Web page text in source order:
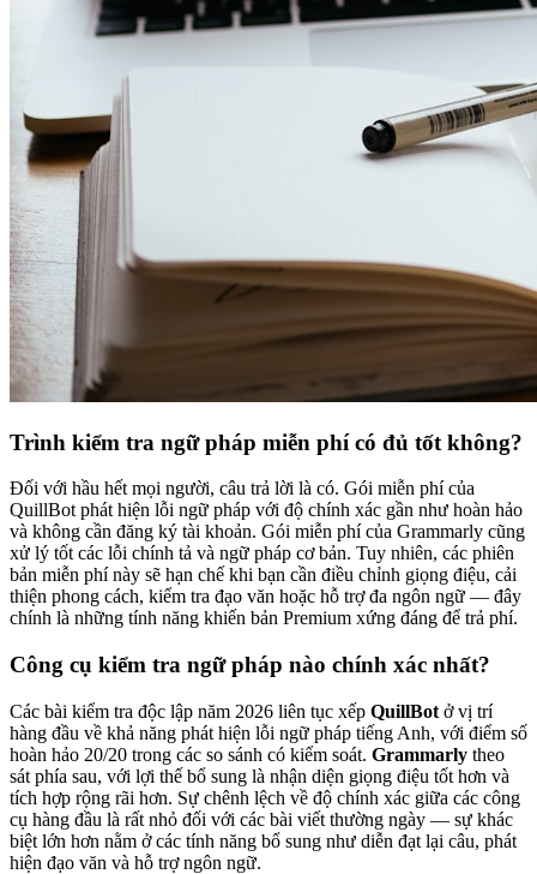
Trình kiểm tra ngữ pháp miễn phí có đủ tốt không?
Đối với hầu hết mọi người, câu trả lời là có. Gói miễn phí của
QuillBot phát hiện lỗi ngữ pháp với độ chính xác gần như hoàn hảo
và không cần đăng ký tài khoản. Gói miễn phí của Grammarly cũng
xử lý tốt các lỗi chính tả và ngữ pháp cơ bản. Tuy nhiên, các phiên
bản miễn phí này sẽ hạn chế khi bạn cần điều chỉnh giọng điệu, cải
thiện phong cách, kiểm tra đạo văn hoặc hỗ trợ đa ngôn ngữ — đây
chính là những tính năng khiến bản Premium xứng đáng để trả phí.
Công cụ kiểm tra ngữ pháp nào chính xác nhất?
Các bài kiểm tra độc lập năm 2026 liên tục xếp QuillBot ở vị trí
hàng đầu về khả năng phát hiện lỗi ngữ pháp tiếng Anh, với điểm số
hoàn hảo 20/20 trong các so sánh có kiểm soát. Grammarly theo
sát phía sau, với lợi thế bổ sung là nhận diện giọng điệu tốt hơn và
tích hợp rộng rãi hơn. Sự chênh lệch về độ chính xác giữa các công
cụ hàng đầu là rất nhỏ đối với các bài viết thường ngày — sự khác
biệt lớn hơn nằm ở các tính năng bổ sung như diễn đạt lại câu, phát
hiện đạo văn và hỗ trợ ngôn ngữ.